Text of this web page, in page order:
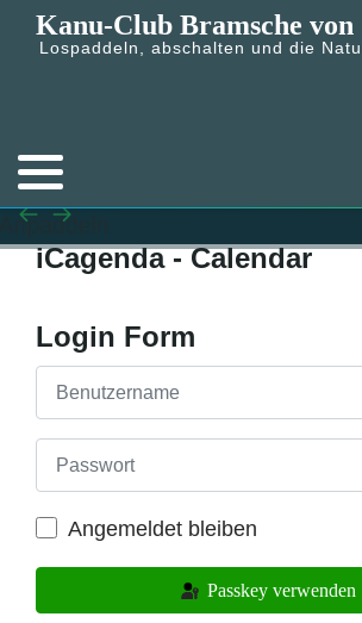
Kanu-Club Bramsche von
Lospaddeln, abschalten und die
iCagenda - Calendar
Login Form
Benutzername
Passwort
Angemeldet bleiben
Passkey verwenden